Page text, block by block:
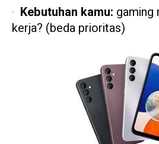
Kebutuhan kamu: gaming
kerja? (beda prioritas)